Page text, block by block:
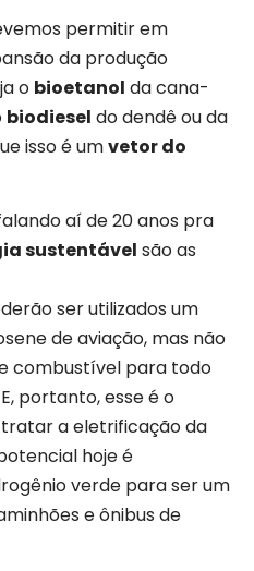
permitir em
da produção
o bioetanol da cana-
biodiesel do dendê ou da
isso é umvetor do
aí de 20 anos pra
sustentável são as
ser utilizados um
de aviação, mas não
combustível para todo
portanto, esse é o
a eletrificação da
hoje é
verde para ser um
e ônibus de